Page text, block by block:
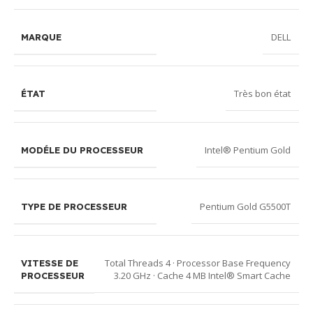
MARQUE DELL
ÉTAT Très bon état
MODÉLE DU PROCESSEUR Intel® Pentium Gold
TYPE DE PROCESSEUR Pentium Gold G5500T
VITESSE DE
PROCESSEUR
Total Threads 4 · Processor Base Frequency
3.20 GHz · Cache 4 MB Intel® Smart Cache